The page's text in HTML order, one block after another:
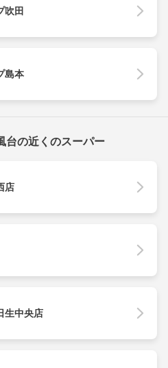
吹田
島本
台の近くのスーパー
店
生中央店